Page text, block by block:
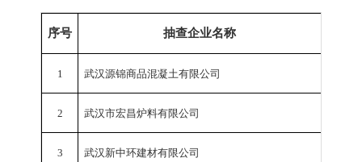
序号 抽查企业名称
1 武汉源锦商品混凝土有限公司
2 武汉市宏昌炉料有限公司
3 武汉新中环建材有限公司